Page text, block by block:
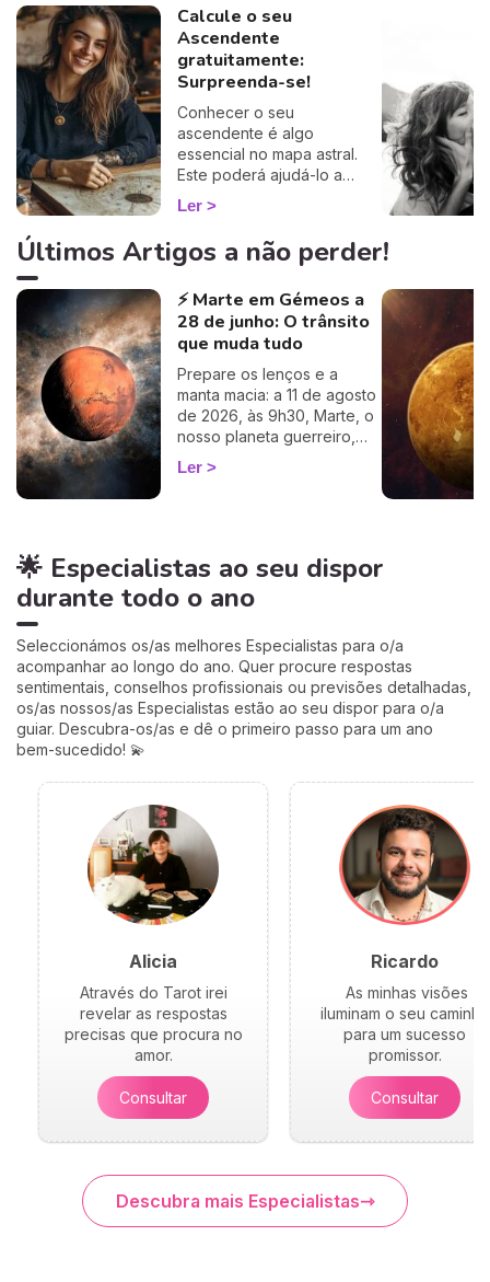
Calcule o seu
Ascendente
gratuitamente:
Surpreenda-se!
Conhecer o seu
ascendente é algo
essencial no mapa astral.
Este poderá ajudá-lo a
compreender o porquê de
alguns comportamentos e
que imagem transmite aos
outros… Calcule o seu
descubra como este
influencia o seu Signo Solar
e as suas relações. É um
100%, apenas precisa de
ter a hora e o local do seu
nascimento.
Ler
Últimos Artigos a não perder!
⚡ Marte em Gémeos a
28 de junho: O trânsito
que muda tudo
Prepare os lenços e a
manta macia: a 11 de agosto
de 2026, às 9h30, Marte, o
nosso planeta guerreiro,
guarda a espada, deixa a
agitação mental de Gémeos
Muitos astrólogos
desprezam este trânsito por
o acharem «fraco»… mas eu
talvez um dos mais
profundamente humanos do
ano. Siga-me: o seu
coração vai perceber. 💛
Ler
🌟 Especialistas ao seu dispor
durante todo o ano
Seleccionámos os/as melhores Especialistas para o/a
acompanhar ao longo do ano. Quer procure respostas
sentimentais, conselhos profissionais ou previsões detalhadas,
os/as nossos/as Especialistas estão ao seu dispor para o/a
guiar. Descubra-os/as e dê o primeiro passo para um ano
bem-sucedido! 💫
Alicia
Através do Tarot irei
revelar as respostas
precisas que procura no
amor.
Consultar
Ricardo
As minhas visões
iluminam o seu caminho
para um sucesso
promissor.
Consultar
Descubra mais Especialistas